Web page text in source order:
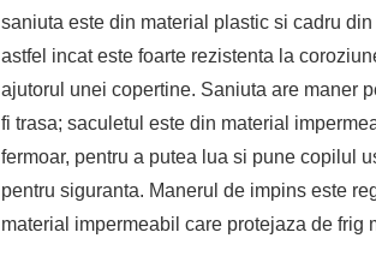
saniuta este din material plastic si cadru
astfel incat este foarte rezistenta la
ajutorul unei copertine. Saniuta are maner
fi trasa; saculetul este din material
fermoar, pentru a putea lua si pune copilul
pentru siguranta. Manerul de impins este
material impermeabil care protejaza de frig